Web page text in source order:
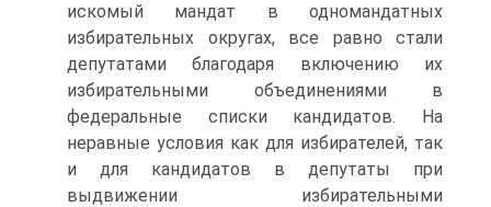
искомый мандат в одномандатных
избирательных округах, все равно стали
депутатами благодаря включению их
избирательными объединениями в
федеральные списки кандидатов. На
неравные условия как для избирателей, так
и для кандидатов в депутаты при
выдвижении избирательными